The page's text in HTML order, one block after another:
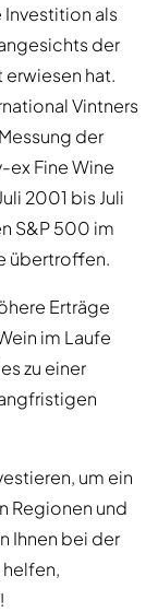
Investition als
der
hat.
Vintners
der
ex Fine Wine
2001 bis Juli
S&P 500 im
übertroffen.
Erträge
im Laufe
zu einer
um ein
Regionen und
Ihnen bei der